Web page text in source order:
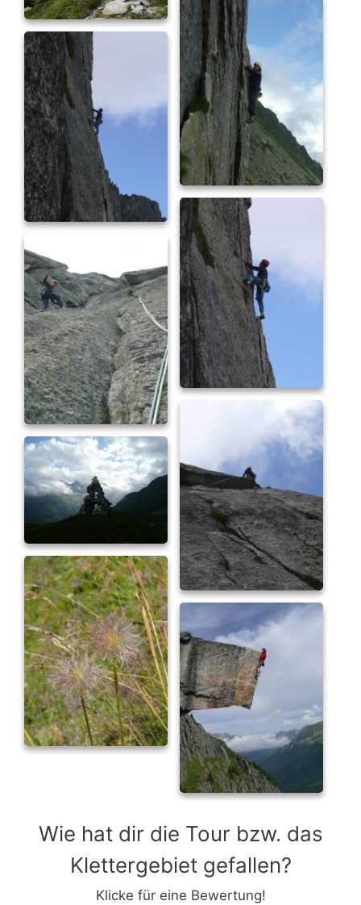
Wie hat dir die Tour bzw. das
Klettergebiet gefallen?
Klicke für eine Bewertung!